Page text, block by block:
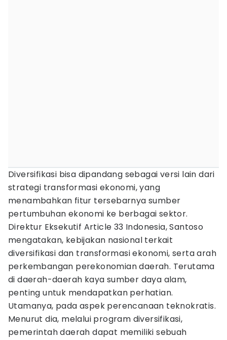
Diversifikasi bisa dipandang sebagai versi lain dari
strategi transformasi ekonomi, yang
menambahkan fitur tersebarnya sumber
pertumbuhan ekonomi ke berbagai sektor.
Direktur Eksekutif Article 33 Indonesia, Santoso
mengatakan, kebijakan nasional terkait
diversifikasi dan transformasi ekonomi, serta arah
perkembangan perekonomian daerah. Terutama
di daerah-daerah kaya sumber daya alam,
penting untuk mendapatkan perhatian.
Utamanya, pada aspek perencanaan teknokratis.
Menurut dia, melalui program diversifikasi,
pemerintah daerah dapat memiliki sebuah